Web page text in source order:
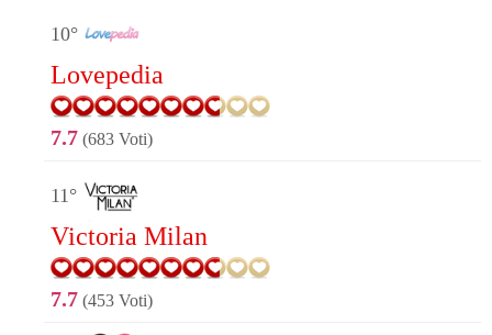
10°
Lovepedia
7.7 (683 Voti)
11°
Victoria Milan
7.7 (453 Voti)